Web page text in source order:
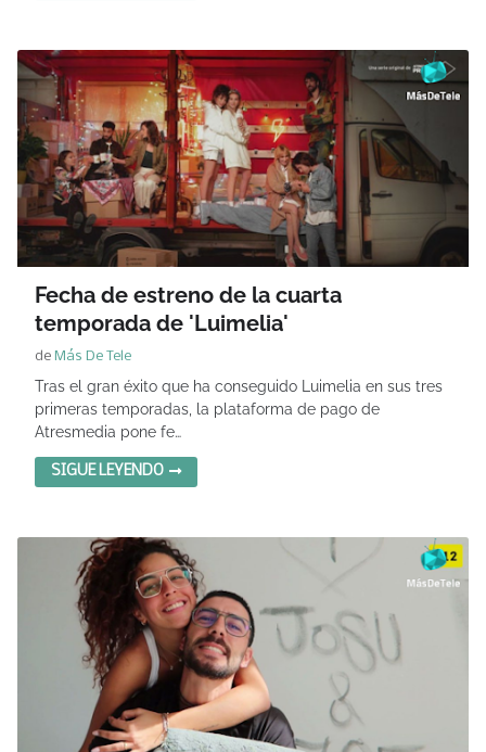
Fecha de estreno de la cuarta
temporada de 'Luimelia'
de Más De Tele
Tras el gran éxito que ha conseguido Luimelia en sus tres
primeras temporadas, la plataforma de pago de
Atresmedia pone fe…
SIGUE LEYENDO